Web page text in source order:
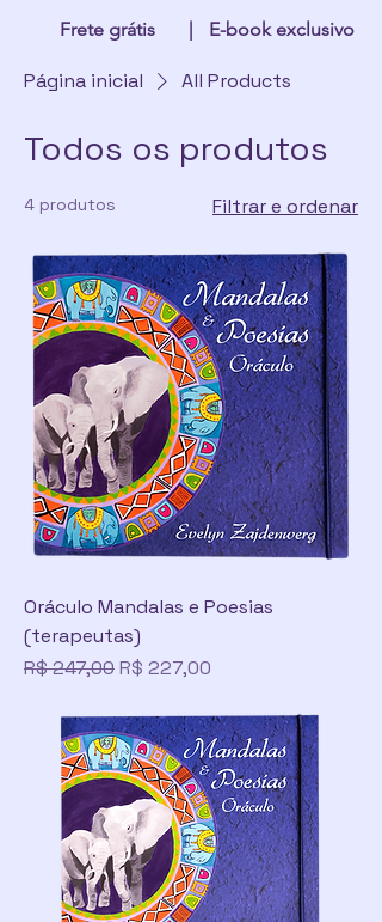
|
Frete grátis E-book exclusivo
Página inicial All Products
Todos os produtos
4 produtos Filtrar e ordenar
Oráculo Mandalas e Poesias
(terapeutas)
Preço normal
R$ 247,00Preço promocional
R$ 227,00